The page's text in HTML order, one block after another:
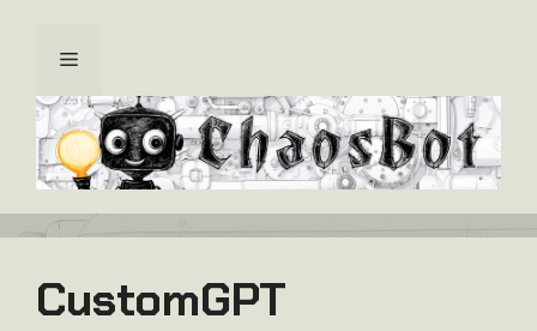
tartalomba
Menü
CustomGPT